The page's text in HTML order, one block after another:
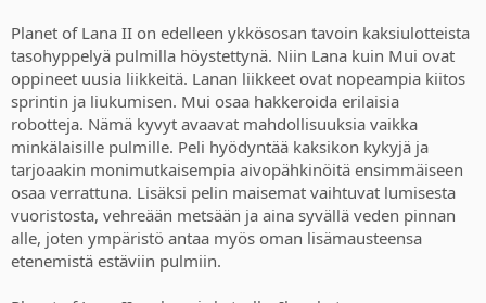
Planet of Lana II on edelleen ykkösosan tavoin kaksiulotteista
tasohyppelyä pulmilla höystettynä. Niin Lana kuin Mui ovat
oppineet uusia liikkeitä. Lanan liikkeet ovat nopeampia kiitos
sprintin ja liukumisen. Mui osaa hakkeroida erilaisia
robotteja. Nämä kyvyt avaavat mahdollisuuksia vaikka
minkälaisille pulmille. Peli hyödyntää kaksikon kykyjä ja
tarjoaakin monimutkaisempia aivopähkinöitä ensimmäiseen
osaa verrattuna. Lisäksi pelin maisemat vaihtuvat lumisesta
vuoristosta, vehreään metsään ja aina syvällä veden pinnan
alle, joten ympäristö antaa myös oman lisämausteensa
etenemistä estäviin pulmiin.